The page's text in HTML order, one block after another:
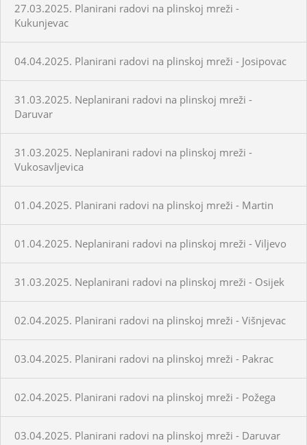
27.03.2025. Planirani radovi na plinskoj mreži -
Kukunjevac
04.04.2025. Planirani radovi na plinskoj mreži - Josipovac
31.03.2025. Neplanirani radovi na plinskoj mreži -
Daruvar
31.03.2025. Neplanirani radovi na plinskoj mreži -
Vukosavljevica
01.04.2025. Planirani radovi na plinskoj mreži - Martin
01.04.2025. Neplanirani radovi na plinskoj mreži - Viljevo
31.03.2025. Neplanirani radovi na plinskoj mreži - Osijek
02.04.2025. Planirani radovi na plinskoj mreži - Višnjevac
03.04.2025. Planirani radovi na plinskoj mreži - Pakrac
02.04.2025. Planirani radovi na plinskoj mreži - Požega
03.04.2025. Planirani radovi na plinskoj mreži - Daruvar